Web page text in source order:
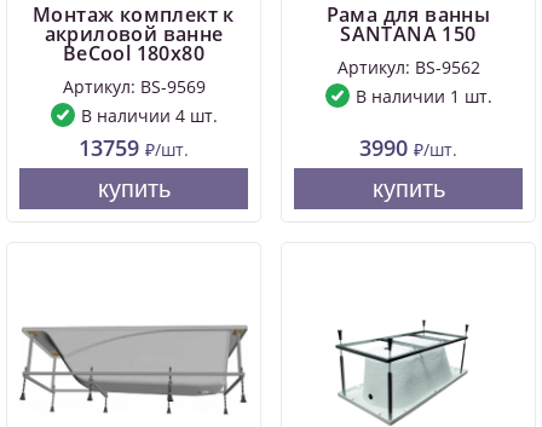
Монтаж комплект к
акриловой ванне
BeCool 180х80
Артикул: BS-9569
В наличии 4 шт.
13759 ₽/шт.
купить
Рама для ванны
SANTANA 150
Артикул: BS-9562
В наличии 1 шт.
3990 ₽/шт.
купить